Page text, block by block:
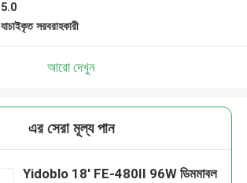
5.0
যাচাইকৃত সরবরাহকারী
আরো দেখুন
এর সেরা মূল্য পান
Yidoblo 18' FE-480II 96W ডিমমাবল